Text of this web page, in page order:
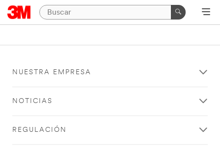
NUESTRA EMPRESA
NOTICIAS
REGULACIÓN